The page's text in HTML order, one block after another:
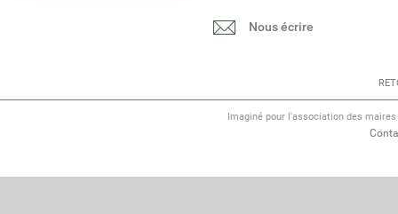
Nous écrire
Imaginé pour l'association des